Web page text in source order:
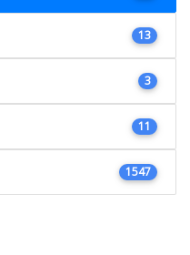
13
3
11
1547